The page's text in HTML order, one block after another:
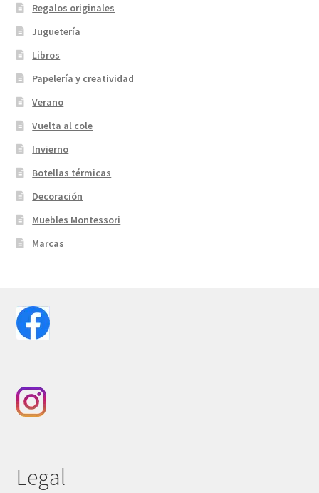
Regalos originales
Juguetería
Libros
Papelería y creatividad
Verano
Vuelta al cole
Invierno
Botellas térmicas
Decoración
Muebles Montessori
Marcas
Legal